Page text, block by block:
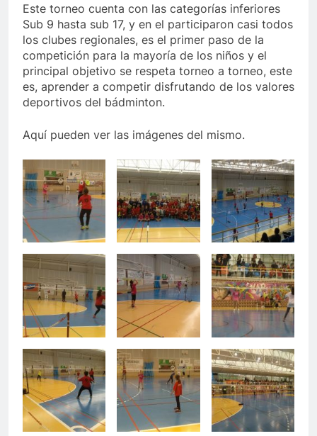
Este torneo cuenta con las categorías inferiores
Sub 9 hasta sub 17, y en el participaron casi todos
los clubes regionales, es el primer paso de la
competición para la mayoría de los niños y el
principal objetivo se respeta torneo a torneo, este
es, aprender a competir disfrutando de los valores
deportivos del bádminton.
Aquí pueden ver las imágenes del mismo.